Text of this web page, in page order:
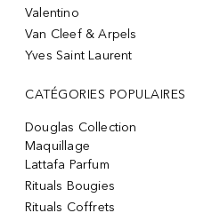
Valentino
Van Cleef & Arpels
Yves Saint Laurent
CATÉGORIES POPULAIRES
Douglas Collection
Maquillage
Lattafa Parfum
Rituals Bougies
Rituals Coffrets